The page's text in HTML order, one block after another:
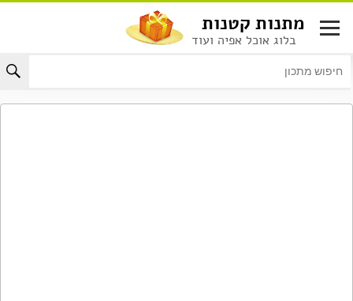
לתוכן
מתנות קטנות
בלוג אוכל אפיה ועוד